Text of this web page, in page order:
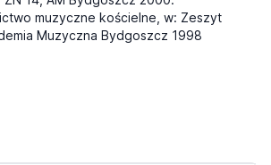
muzyczne kościelne, w: Zeszyt
Muzyczna Bydgoszcz 1998